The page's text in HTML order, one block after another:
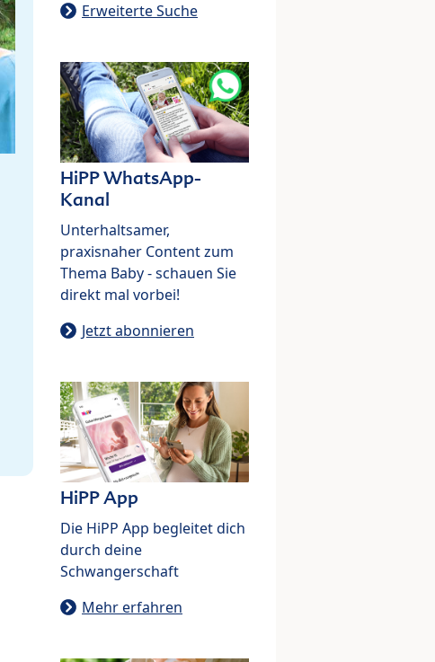
Erweiterte Suche
HiPP WhatsApp-
Kanal
Unterhaltsamer,
praxisnaher Content zum
Thema Baby - schauen Sie
direkt mal vorbei!
Jetzt abonnieren
HiPP App
Die HiPP App begleitet dich
durch deine
Schwangerschaft
Mehr erfahren